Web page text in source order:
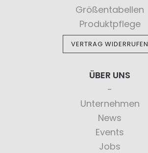
Größentabellen
Produktpflege
VERTRAG WIDERRUFEN
ÜBER UNS
Unternehmen
News
Events
Jobs